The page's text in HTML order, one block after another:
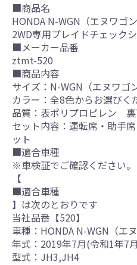
■商品名
HONDA N-WGN（エヌワゴ
2WD専用プレイドチェック
■メーカー品番
ztmt-520
■商品内容
サイズ：N-WGN（エヌワゴ
カラー：全8色からお選びく
品質：表ポリプロピレン 裏
セット内容：運転席・助手
ット
■適合車種
※車検証でご確認ください。
【
■適合車種
】は次のとおりです
当社品番【520】
車種：HONDA N-WGN（エヌ
年式：2019年7月(令和1年7
型式：JH3,JH4